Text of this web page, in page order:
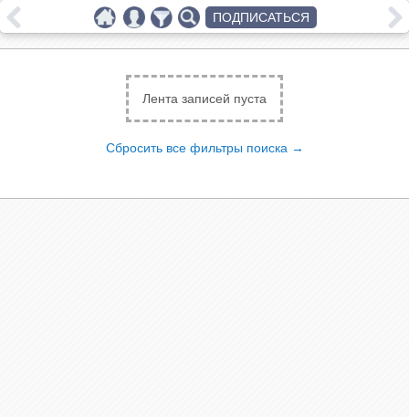
Лента записей пуста
Сбросить все фильтры поиска →
ПОДПИСАТЬСЯ